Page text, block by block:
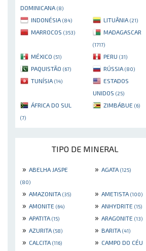
DOMINICANA (8)
INDONÉSIA (84) LITUÂNIA (21)
MARROCOS (353) MADAGASCAR
(1717)
MÉXICO (51) PERU (31)
PAQUISTÃO (67) RÚSSIA (80)
TUNÍSIA (14)
ESTADOS
UNIDOS (25)
ÁFRICA DO SUL
(7)
ZIMBÁBUE (6)
TIPO DE MINERAL
» ABELHA JASPE
(80)
» AGATA (125)
» AMAZONITA (35) » AMETISTA (100)
» AMONITE (64) » ANHYDRITE (15)
» APATITA (15) » ARAGONITE (13)
» AZURITA (58) » BARITA (41)
» CALCITA (116) » CAMPO DO CÉU